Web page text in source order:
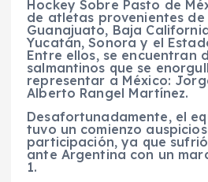
Hockey Sobre Pasto de
de atletas provenientes de
Guanajuato, Baja
Yucatán, Sonora y el
Entre ellos, se encuentran
salmantinos que se
representar a México:
Alberto Rangel Martínez.
Desafortunadamente, el
tuvo un comienzo
participación, ya que
ante Argentina con un
1.